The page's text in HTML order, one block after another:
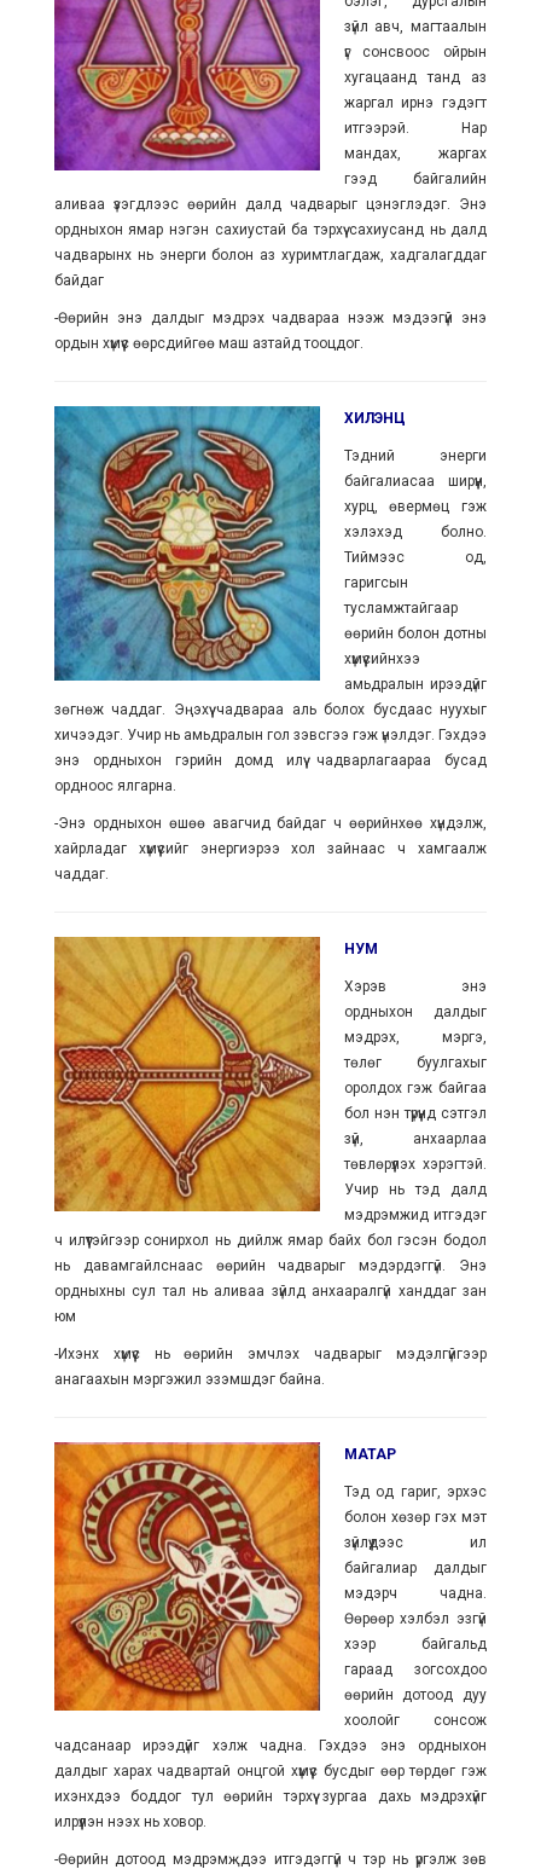
зүйл авч, магтаалын
үг сонсвоос ойрын
хугацаанд танд аз
жаргал ирнэ гэдэгт
итгээрэй. Нар
мандах, жаргах
гээд байгалийн
аливаа үзэгдлээс өөрийн далд чадварыг цэнэглэдэг. Энэ
ордныхон ямар нэгэн сахиустай ба тэрхүү сахиусанд нь далд
чадварынх нь энерги болон аз хуримтлагдаж, хадгалагддаг
байдаг
-Өөрийн энэ далдыг мэдрэх чадвараа нээж мэдээгүй энэ
ордын хүмүүс өөрсдийгөө маш азтайд тооцдог.
ХИЛЭНЦ
Тэдний энерги
байгалиасаа ширүүн,
хурц, өвeрмөц гэж
хэлэхэд болно.
Тиймээс од,
гаригсын
тусламжтайгаар
өөрийн болон дотны
хүмүүсийнхээ
амьдралын ирээдүйг
зөгнөж чаддаг. Эңэхүү чадвараа аль болох бусдаас нуухыг
хичээдэг. Учир нь амьдралын гол зэвсгээ гэж үнэлдэг. Гэхдээ
энэ ордныхон гэрийн домд илүү чадварлагаараа бусад
ордноос ялгарна.
-Энэ ордныхон өшөө авагчид байдаг ч өөрийнхөө хүндэлж,
хайрладаг хүмүүсийг энергиэрээ хол зайнаас ч хамгаалж
чаддаг.
НУМ
Хэрэв энэ
ордныхон далдыг
мэдрэх, мэргэ,
төлөг буулгахыг
оролдох гэж байгаа
бол нэн түрүүнд сэтгэл
зүй, анхаарлаа
төвлөрүүлэх хэрэгтэй.
Учир нь тэд далд
мэдрэмжид итгэдэг
ч илүүтэйгээр сонирхол нь дийлж ямар байх бол гэсэн бодол
нь давамгайлснаас өөрийн чадварыг мэдэрдэггүй. Энэ
ордныхны сул тал нь аливаа зүйлд анхааралгүй ханддаг зан
юм
-Ихэнх хүмүүс нь өөрийн эмчлэх чадварыг мэдэлгүйгээр
анагаахын мэргэжил эзэмшдэг байна.
МАТАР
Тэд од гариг, эрхэс
болон хөзөр гэх мэт
зүйлүүдээс илүү
байгалиар далдыг
мэдэрч чадна.
Өөрөөр хэлбэл эзгүй
хээр байгальд
гараад зогсохдоо
өөрийн дотоод дуу
хоолойг сонсож
чадсанаар ирээдүйг хэлж чадна. Гэхдээ энэ ордныхон
далдыг харах чадвартай онцгой хүмүүс бусдыг өөр төрдөг гэж
ихэнхдээ боддог тул өөрийн тэрхүү зургаа дахь мэдрэхүйг
илрүүлэн нээх нь ховор.
-Өөрийн дотоод мэдрэмҗдээ итгэдэггүй ч тэр нь үргэлж зөв